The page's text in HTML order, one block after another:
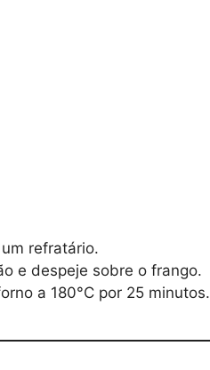
refratário.
e despeje sobre o frango.
a 180°C por 25 minutos.